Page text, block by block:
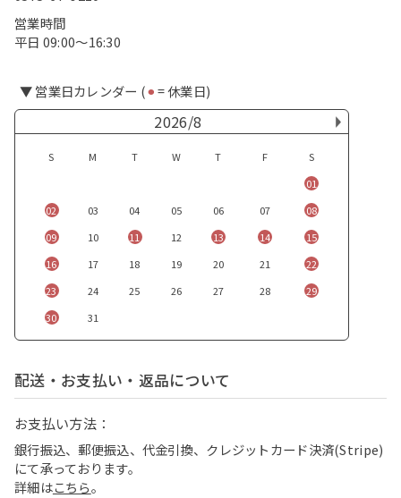
営業時間
平日 09:00〜16:30
▼ 営業日カレンダー (⚫︎= 休業日)
2026/8
S M T W T F
S
01
02
03 04 05 06 07
08
09
10 11 12 13 14
15
16
17 18 19 20 21
22
23
24 25 26 27 28
29
30
31
配送・お支払い・返品について
お支払い方法：
銀行振込、郵便振込、代金引換、クレジットカード決済(Stripe)
にて承っております。
詳細はこちら。